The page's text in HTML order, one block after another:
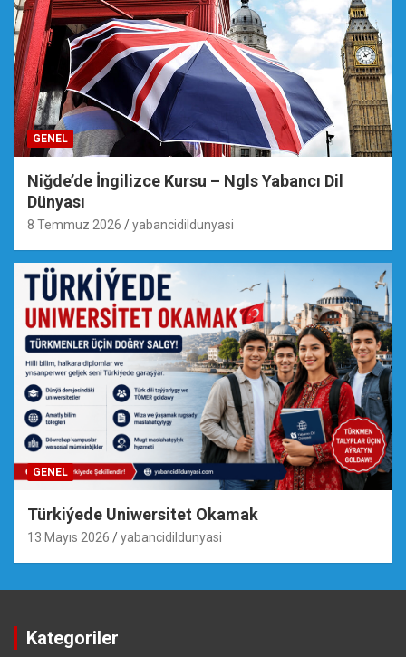
GENEL
Niğde’de İngilizce Kursu – Ngls Yabancı Dil
Dünyası
8 Temmuz 2026 yabancidildunyasi
GENEL
Türkiýede Uniwersitet Okamak
13 Mayıs 2026 yabancidildunyasi
Kategoriler